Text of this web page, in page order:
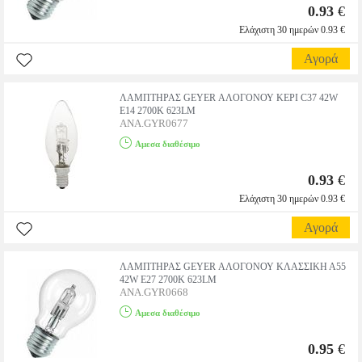
0.93 €
Ελάχιστη 30 ημερών 0.93 €
Αγορά
ΛΑΜΠΤΗΡΑΣ GEYER ΑΛΟΓΟΝΟΥ ΚΕΡΙ C37 42W
E14 2700Κ 623LM
ANA.GYR0677
Αμεσα διαθέσιμο
0.93 €
Ελάχιστη 30 ημερών 0.93 €
Αγορά
ΛΑΜΠΤΗΡΑΣ GEYER ΑΛΟΓΟΝΟΥ ΚΛΑΣΣΙΚΗ Α55
42W E27 2700Κ 623LM
ANA.GYR0668
Αμεσα διαθέσιμο
0.95 €